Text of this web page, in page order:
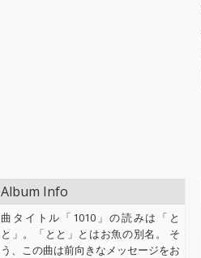
Album Info
曲タイトル「1010」の読みは「と
と」。「とと」とはお魚の別名。 そ
う、この曲は前向きなメッセージをお